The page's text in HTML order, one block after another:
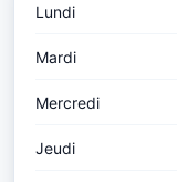
Lundi
Mardi
Mercredi
Jeudi